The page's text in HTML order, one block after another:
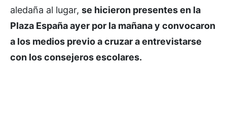
aledaña al lugar, se hicieron presentes en la
Plaza España ayer por la mañana y convocaron
a los medios previo a cruzar a entrevistarse
con los consejeros escolares.